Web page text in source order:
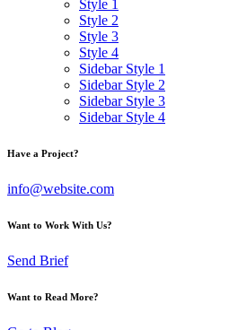
Style 1
Style 2
Style 3
Style 4
Sidebar Style 1
Sidebar Style 2
Sidebar Style 3
Sidebar Style 4
Have a Project?
info@website.com
Want to Work With Us?
Send Brief
Want to Read More?